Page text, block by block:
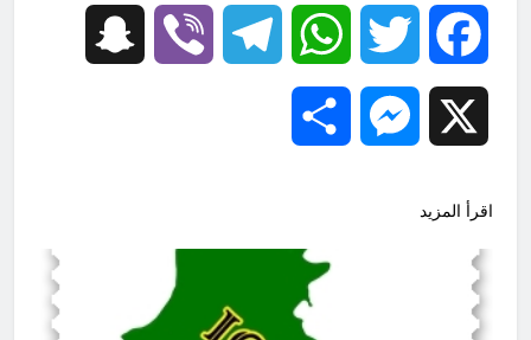
Facebook
Twitter
WhatsApp
Telegram
Viber
Messenger
اقرأ المزيد